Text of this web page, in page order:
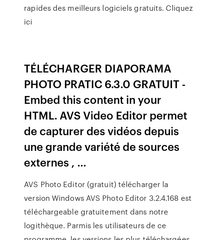
rapides des meilleurs logiciels gratuits. Cliquez
ici
TÉLÉCHARGER DIAPORAMA
PHOTO PRATIC 6.3.0 GRATUIT -
Embed this content in your
HTML. AVS Video Editor permet
de capturer des vidéos depuis
une grande variété de sources
externes , …
AVS Photo Editor (gratuit) télécharger la
version Windows AVS Photo Editor 3.2.4.168 est
téléchargeable gratuitement dans notre
logithèque. Parmis les utilisateurs de ce